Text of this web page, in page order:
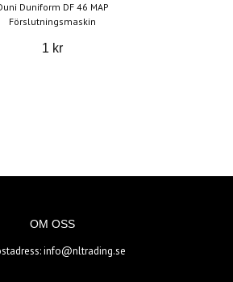
Duniform DF 46 MAP
Förslutningsmaskin
1 kr
OM OSS
info@nltrading.se